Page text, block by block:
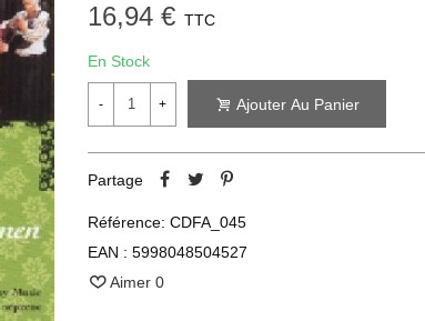
16,94 € TTC
En Stock
- + Ajouter Au Panier
Partage
Référence: CDFA_045
EAN : 5998048504527
Aimer 0